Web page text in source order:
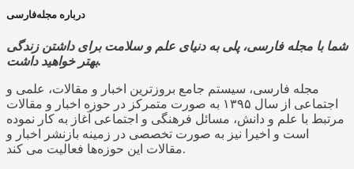
درباره مجله‌فارسی
شما با مجله فارسی، پلی به دنیای علم و سلامت برای داشتن زندگی
بهتر خواهید داشت.
مجله فارسی، سیستم جامع بروزترین اخبار و مقالات، علمی و
اجتماعی از سال ۱۳۹۵ به صورت متمرکز در حوزه اخبار و مقالات
مرتبط با علم و دانش، مسائل فرهنگی و اجتماعی آغاز به کار نموده
است و اخیرا نیز به صورت تخصصی در زمینه بازنشر اخبار و
مقالات این حوزه‌ها فعالیت می کند.